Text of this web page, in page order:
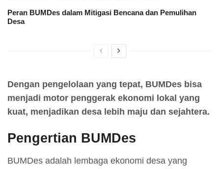
Peran BUMDes dalam Mitigasi Bencana dan Pemulihan
Desa
Dengan pengelolaan yang tepat, BUMDes bisa
menjadi motor penggerak ekonomi lokal yang
kuat, menjadikan desa lebih maju dan sejahtera.
Pengertian BUMDes
BUMDes adalah lembaga ekonomi desa yang